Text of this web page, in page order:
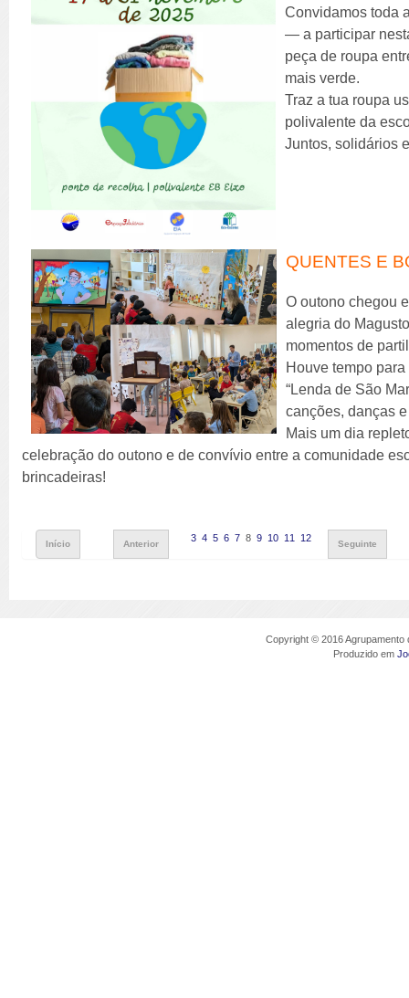
Convidamos toda
— a participar
peça de roupa
mais verde.
Traz a tua roupa
polivalente da
Juntos, solidários
QUENTES E
O outono chegou
alegria do
momentos de
Houve tempo
“Lenda de São
canções, danças
Mais um dia
celebração do outono e de convívio entre a comunidade
brincadeiras!
Início Anterior
3 4 5 6 7 8 9 10 11 12
Seguinte
Copyright © 2016
Produzido em